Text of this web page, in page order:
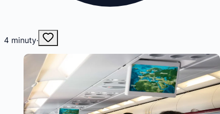
4 minuty·